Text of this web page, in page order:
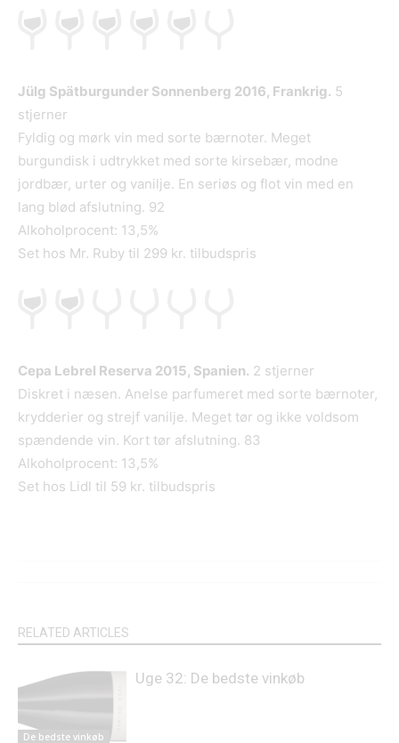
Jülg Spätburgunder Sonnenberg 2016, Frankrig. 5
stjerner
Fyldig og mørk vin med sorte bærnoter. Meget
burgundisk i udtrykket med sorte kirsebær, modne
jordbær, urter og vanilje. En seriøs og flot vin med en
lang blød afslutning. 92
Alkoholprocent: 13,5%
Set hos Mr. Ruby til 299 kr. tilbudspris
Cepa Lebrel Reserva 2015, Spanien. 2 stjerner
Diskret i næsen. Anelse parfumeret med sorte bærnoter,
krydderier og strejf vanilje. Meget tør og ikke voldsom
spændende vin. Kort tør afslutning. 83
Alkoholprocent: 13,5%
Set hos Lidl til 59 kr. tilbudspris
RELATED ARTICLES
De bedste vinkøb
Uge 32: De bedste vinkøb